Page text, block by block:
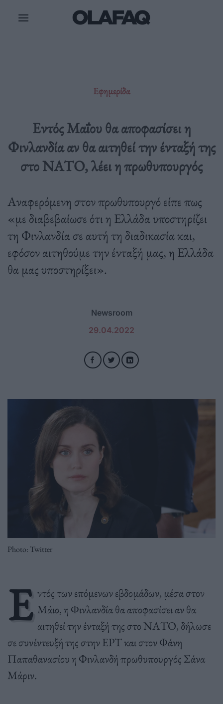
Εφημερίδα
Εντός Μαΐου θα αποφασίσει η
Φινλανδία αν θα αιτηθεί την ένταξή της
στο ΝΑΤΟ, λέει η πρωθυπουργός
Αναφερόμενη στον πρωθυπουργό είπε πως
«με διαβεβαίωσε ότι η Ελλάδα υποστηρίζει
τη Φινλανδία σε αυτή τη διαδικασία και,
εφόσον αιτηθούμε την ένταξή μας, η Ελλάδα
θα μας υποστηρίξει».
Newsroom
29.04.2022
Photo: Twitter
Ε ντός των επόμενων εβδομάδων, μέσα στον
Μάιο, η Φινλανδία θα αποφασίσει αν θα
αιτηθεί την ένταξή της στο ΝΑΤΟ, δήλωσε
σε συνέντευξή της στην ΕΡΤ και στον Φάνη
Παπαθανασίου η Φινλανδή πρωθυπουργός Σάνα
Μάριν.